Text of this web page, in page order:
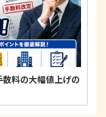
料の大幅値上げの